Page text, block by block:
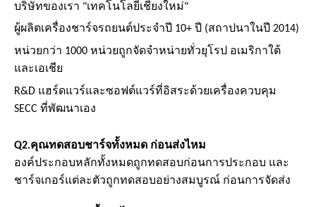
บริษัทของเรา "เทคโนโลยีเชียงใหม่"
ผู้ผลิตเครื่องชาร์จรถยนต์ประจําปี 10+ ปี (สถาปนาในปี 2014)
หน่วยกว่า 1000 หน่วยถูกจัดจําหน่ายทั่วยุโรป อเมริกาใต้
และเอเชีย
R&D แฮร์ดแวร์และซอฟต์แวร์ที่อิสระด้วยเครื่องควบคุม
SECC ที่พัฒนาเอง
Q2.คุณทดสอบชาร์จทั้งหมด ก่อนส่งไหม
องค์ประกอบหลักทั้งหมดถูกทดสอบก่อนการประกอบ และ
ชาร์จเกอร์แต่ละตัวถูกทดสอบอย่างสมบูรณ์ ก่อนการจัดส่ง